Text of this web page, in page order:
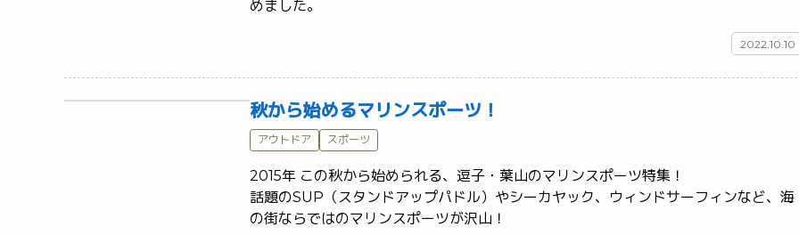
2022.10.10
秋から始めるマリンスポーツ！
アウトドア スポーツ
2015年 この秋から始められる、逗子・葉山のマリンスポーツ特集！
話題のSUP（スタンドアップパドル）やシーカヤック、ウィンドサーフィンなど、海